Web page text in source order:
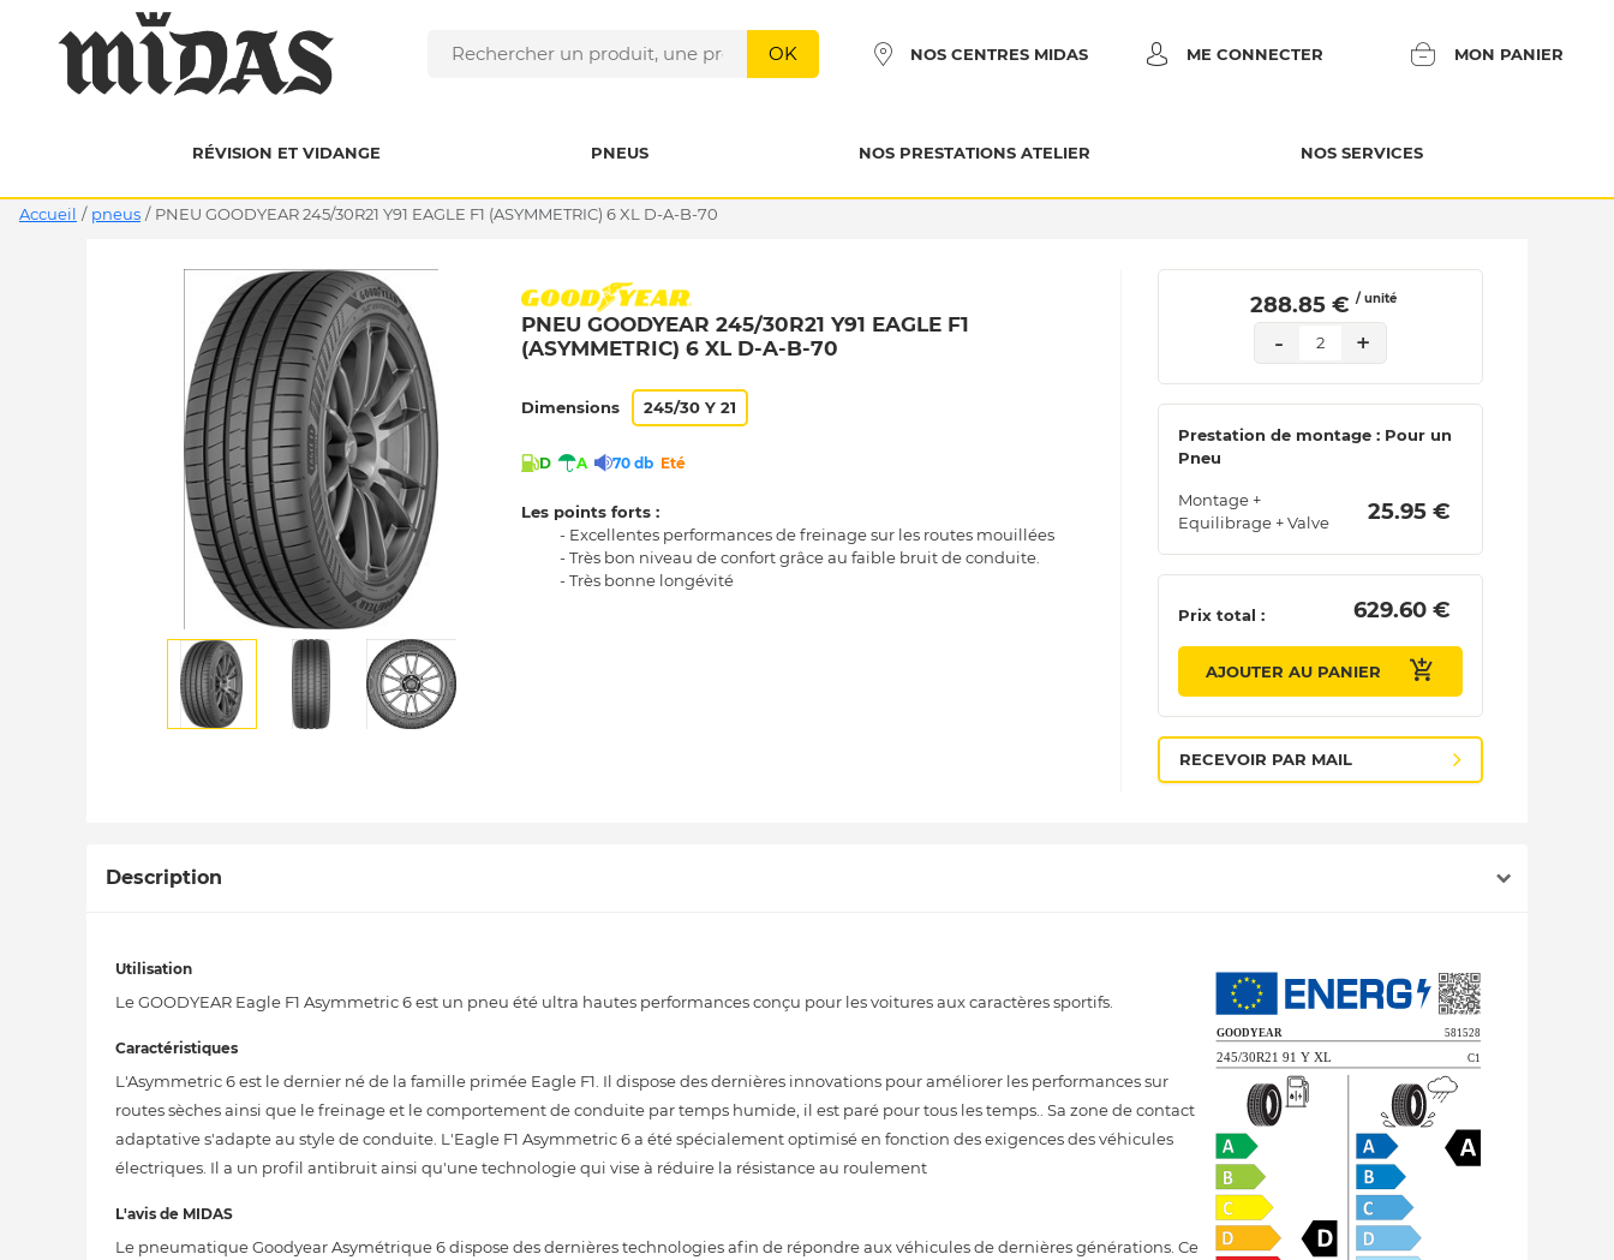
OK NOS CENTRES MIDAS ME CONNECTER MON PANIER
RÉVISION ET VIDANGE PNEUS NOS PRESTATIONS ATELIER NOS SERVICES
Accueil / pneus / PNEU GOODYEAR 245/30R21 Y91 EAGLE F1 (ASYMMETRIC) 6 XL D-A-B-70
PNEU GOODYEAR 245/30R21 Y91 EAGLE F1
(ASYMMETRIC) 6 XL D-A-B-70
Dimensions 245/30 Y 21
D A 70 db Eté
Les points forts :
- Excellentes performances de freinage sur les routes mouillées
- Très bon niveau de confort grâce au faible bruit de conduite.
- Très bonne longévité
288.85 € / unité
- 2 +
Prestation de montage : Pour un
Pneu
Montage +
Equilibrage + Valve
25.95 €
Prix total : 629.60 €
AJOUTER AU PANIER
RECEVOIR PAR MAIL
Description
Utilisation
Le GOODYEAR Eagle F1 Asymmetric 6 est un pneu été ultra hautes performances conçu pour les voitures aux caractères sportifs.
Caractéristiques
L'Asymmetric 6 est le dernier né de la famille primée Eagle F1. Il dispose des dernières innovations pour améliorer les performances sur
routes sèches ainsi que le freinage et le comportement de conduite par temps humide, il est paré pour tous les temps.. Sa zone de contact
adaptative s'adapte au style de conduite. L'Eagle F1 Asymmetric 6 a été spécialement optimisé en fonction des exigences des véhicules
électriques. Il a un profil antibruit ainsi qu'une technologie qui vise à réduire la résistance au roulement
L'avis de MIDAS
Le pneumatique Goodyear Asymétrique 6 dispose des dernières technologies afin de répondre aux véhicules de dernières générations. Ce